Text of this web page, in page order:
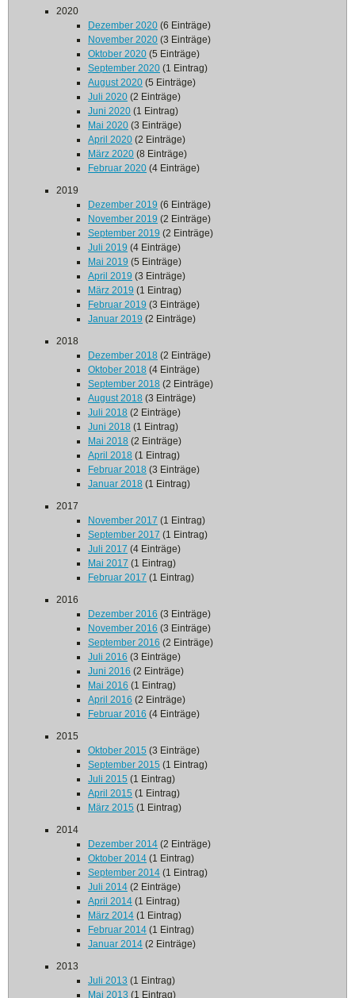
2020
Dezember 2020 (6 Einträge)
November 2020 (3 Einträge)
Oktober 2020 (5 Einträge)
September 2020 (1 Eintrag)
August 2020 (5 Einträge)
Juli 2020 (2 Einträge)
Juni 2020 (1 Eintrag)
Mai 2020 (3 Einträge)
April 2020 (2 Einträge)
März 2020 (8 Einträge)
Februar 2020 (4 Einträge)
2019
Dezember 2019 (6 Einträge)
November 2019 (2 Einträge)
September 2019 (2 Einträge)
Juli 2019 (4 Einträge)
Mai 2019 (5 Einträge)
April 2019 (3 Einträge)
März 2019 (1 Eintrag)
Februar 2019 (3 Einträge)
Januar 2019 (2 Einträge)
2018
Dezember 2018 (2 Einträge)
Oktober 2018 (4 Einträge)
September 2018 (2 Einträge)
August 2018 (3 Einträge)
Juli 2018 (2 Einträge)
Juni 2018 (1 Eintrag)
Mai 2018 (2 Einträge)
April 2018 (1 Eintrag)
Februar 2018 (3 Einträge)
Januar 2018 (1 Eintrag)
2017
November 2017 (1 Eintrag)
September 2017 (1 Eintrag)
Juli 2017 (4 Einträge)
Mai 2017 (1 Eintrag)
Februar 2017 (1 Eintrag)
2016
Dezember 2016 (3 Einträge)
November 2016 (3 Einträge)
September 2016 (2 Einträge)
Juli 2016 (3 Einträge)
Juni 2016 (2 Einträge)
Mai 2016 (1 Eintrag)
April 2016 (2 Einträge)
Februar 2016 (4 Einträge)
2015
Oktober 2015 (3 Einträge)
September 2015 (1 Eintrag)
Juli 2015 (1 Eintrag)
April 2015 (1 Eintrag)
März 2015 (1 Eintrag)
2014
Dezember 2014 (2 Einträge)
Oktober 2014 (1 Eintrag)
September 2014 (1 Eintrag)
Juli 2014 (2 Einträge)
April 2014 (1 Eintrag)
März 2014 (1 Eintrag)
Februar 2014 (1 Eintrag)
Januar 2014 (2 Einträge)
2013
Juli 2013 (1 Eintrag)
Mai 2013 (1 Eintrag)